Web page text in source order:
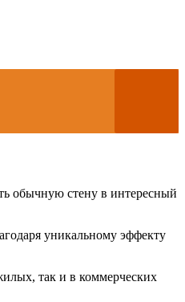
обычную стену в интересный
уникальному эффекту
так и в коммерческих